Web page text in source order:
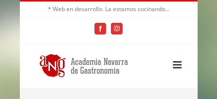
* Web en desarrollo. La estamos cocinando...
FacebookInstagram